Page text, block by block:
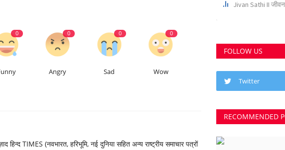
0 0
Angry
0
Sad
0
Wow
TIMES (नवभारत, हरिभूमि, नई दुनिया सहित अन्य राष्ट्रीय समाचार पत्रों
FOLLOW US
Twitter
RECOMMENDED